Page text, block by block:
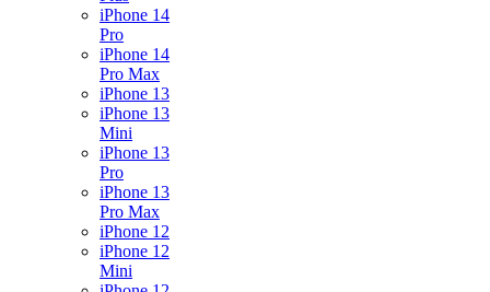
iPhone 14
Pro
iPhone 14
Pro Max
iPhone 13
iPhone 13
Mini
iPhone 13
Pro
iPhone 13
Pro Max
iPhone 12
iPhone 12
Mini